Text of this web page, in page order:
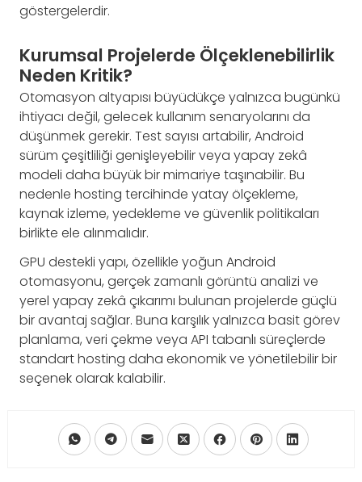
göstergelerdir.
Kurumsal Projelerde Ölçeklenebilirlik
Neden Kritik?
Otomasyon altyapısı büyüdükçe yalnızca bugünkü
ihtiyacı değil, gelecek kullanım senaryolarını da
düşünmek gerekir. Test sayısı artabilir, Android
sürüm çeşitliliği genişleyebilir veya yapay zekâ
modeli daha büyük bir mimariye taşınabilir. Bu
nedenle hosting tercihinde yatay ölçekleme,
kaynak izleme, yedekleme ve güvenlik politikaları
birlikte ele alınmalıdır.
GPU destekli yapı, özellikle yoğun Android
otomasyonu, gerçek zamanlı görüntü analizi ve
yerel yapay zekâ çıkarımı bulunan projelerde güçlü
bir avantaj sağlar. Buna karşılık yalnızca basit görev
planlama, veri çekme veya API tabanlı süreçlerde
standart hosting daha ekonomik ve yönetilebilir bir
seçenek olarak kalabilir.